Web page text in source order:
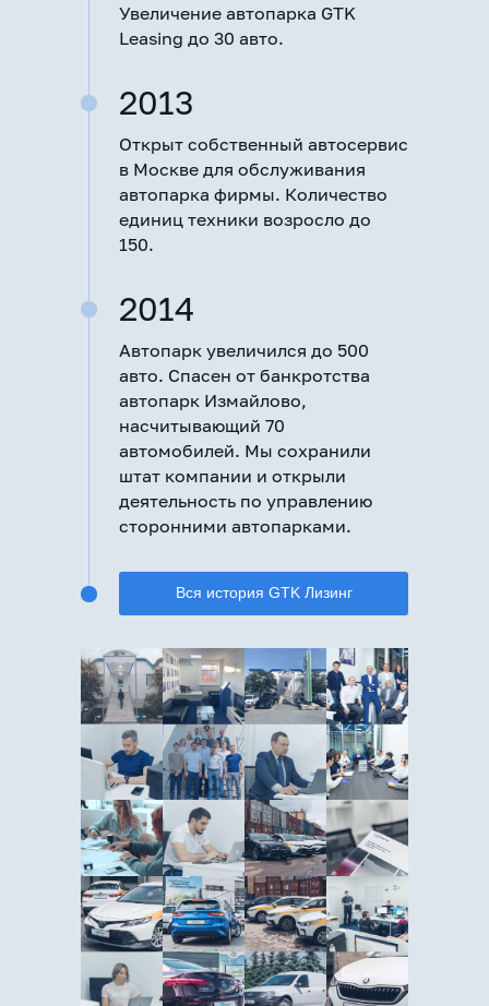
Увеличение автопарка GTK
Leasing до 30 авто.
2013
Открыт собственный автосервис
в Москве для обслуживания
автопарка фирмы. Количество
единиц техники возросло до
150.
2014
Автопарк увеличился до 500
авто. Спасен от банкротства
автопарк Измайлово,
насчитывающий 70
автомобилей. Мы сохранили
штат компании и открыли
деятельность по управлению
сторонними автопарками.
Вся история GTK Лизинг